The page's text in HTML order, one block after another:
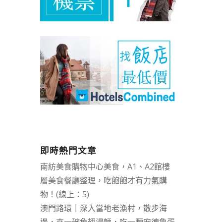
即時熱門文章
南紡美食購物中心美食，A1、A2館樓
層美食餐廳整理，吃飽飽才有力氣購
物！(線上：5)
澳門路環｜深入當地老漁村，散步海